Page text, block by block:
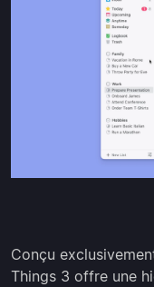
Conçu
Things 3 offre une